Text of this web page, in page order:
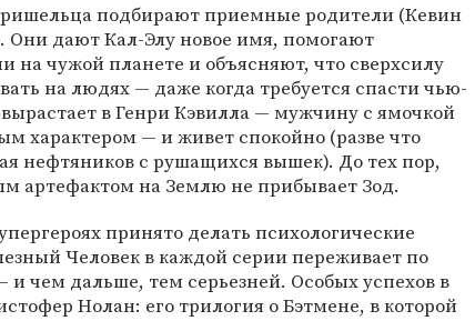
подбирают приемные родители (Кевин
Они дают Кал-Элу новое имя, помогают
на чужой планете и объясняют, что сверхсилу
на людях — даже когда требуется спасти чью-
в Генри Кэвилла — мужчину с ямочкой
характером — и живет спокойно (разве что
нефтяников с рушащихся вышек). До тех пор,
артефактом на Землю не прибывает Зод.
принято делать психологические
Человек в каждой серии переживает по
и чем дальше, тем серьезней. Особых успехов в
Нолан: его трилогия о Бэтмене, в которой